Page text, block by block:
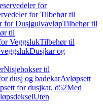
for
for Tilbehør til
for DusjgulvavløpTilbehør til
til
VeggslukTilbehør til
Dusjkar og
Nisjebokser til
dusj og badekarAvløpsett
for dusjkar, d52Med
Uten